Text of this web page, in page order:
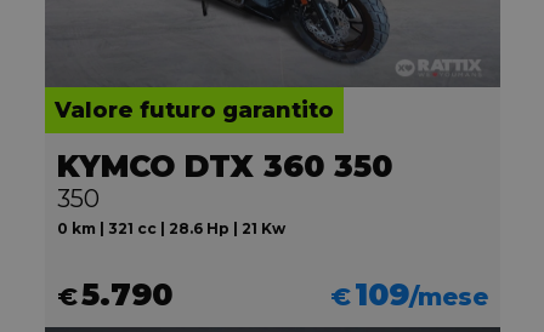
Valore futuro garantito
KYMCO DTX 360 350
350
0 km | 321 cc | 28.6 Hp | 21 Kw
€5.790 €109/mese